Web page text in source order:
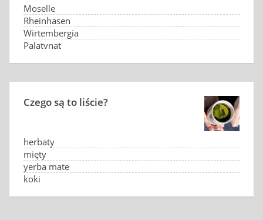
Moselle
Rheinhasen
Wirtembergia
Palatynat
Czego są to liście?
herbaty
mięty
yerba mate
koki